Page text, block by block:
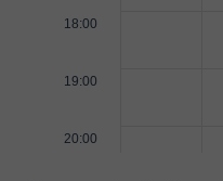
18:00
19:00
20:00